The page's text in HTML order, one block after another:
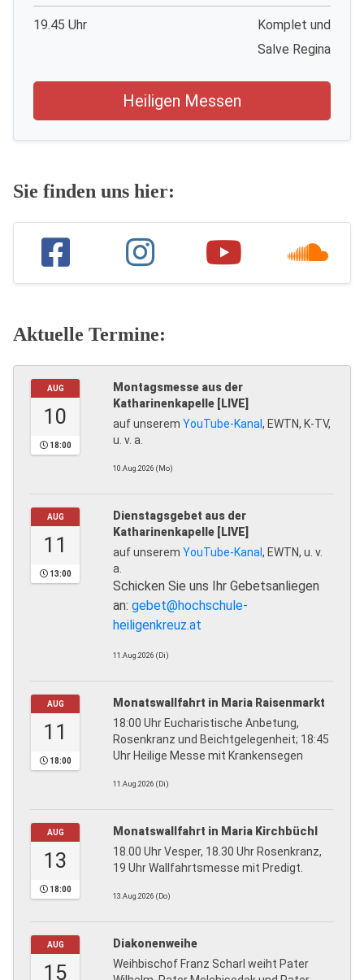
19.45 Uhr
Komplet und
Salve Regina
Heiligen Messen
Sie finden uns hier:
Aktuelle Termine:
AUG
10
18:00
Montagsmesse aus der
Katharinenkapelle [LIVE]
auf unserem YouTube-Kanal , EWTN, K-TV,
u. v. a.
10.Aug.2026 (Mo)
AUG
11
13:00
Dienstagsgebet aus der
Katharinenkapelle [LIVE]
auf unserem YouTube-Kanal , EWTN, u. v.
a.
Schicken Sie uns Ihr Gebetsanliegen
an: gebet@hochschule-
heiligenkreuz.at
11.Aug.2026 (Di)
AUG
11
18:00
Monatswallfahrt in Maria Raisenmarkt
18:00 Uhr Eucharistische Anbetung,
Rosenkranz und Beichtgelegenheit; 18:45
Uhr Heilige Messe mit Krankensegen
11.Aug.2026 (Di)
AUG
13
18:00
Monatswallfahrt in Maria Kirchbüchl
18.00 Uhr Vesper, 18.30 Uhr Rosenkranz,
19 Uhr Wallfahrtsmesse mit Predigt.
13.Aug.2026 (Do)
AUG
15
Diakonenweihe
Weihbischof Franz Scharl weiht Pater